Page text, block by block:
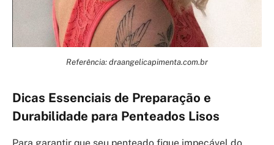
Referência: draangelicapimenta.com.br
Dicas Essenciais de Preparação e
Durabilidade para Penteados Lisos